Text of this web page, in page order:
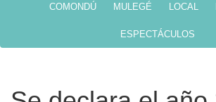
COMONDÚ MULEGÉ LOCAL
ESPECTÁCULOS